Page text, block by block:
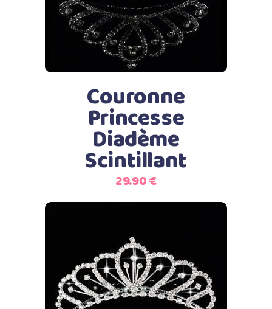
Couronne
Princesse
Diadème
Scintillant
29.90€
Ajouter au panier